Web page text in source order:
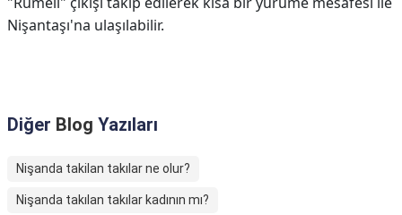
Nişantaşı'na ulaşılabilir.
Diğer Blog Yazıları
Nişanda takilan takılar ne olur?
Nişanda takılan takılar kadının mı?